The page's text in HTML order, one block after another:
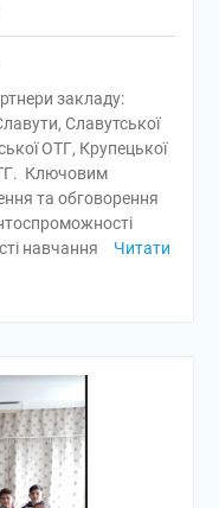
закладу:
Славутської
ОТГ, Крупецької
Ключовим
та обговорення
навчання
Читати